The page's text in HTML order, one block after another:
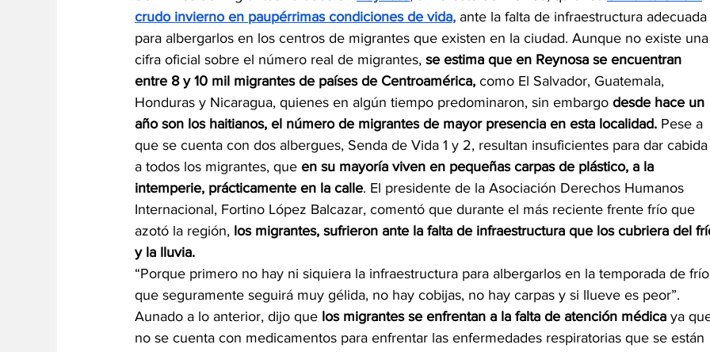
crudo invierno en paupérrimas condiciones de vida, ante la falta de infraestructura adecuada
para albergarlos en los centros de migrantes que existen en la ciudad. Aunque no existe
cifra oficial sobre el número real de migrantes, se estima que en Reynosa se encuentran
entre 8 y 10 mil migrantes de países de Centroamérica, como El Salvador, Guatemala,
Honduras y Nicaragua, quienes en algún tiempo predominaron, sin embargo desde hace un
año son los haitianos, el número de migrantes de mayor presencia en esta localidad. Pese a
que se cuenta con dos albergues, Senda de Vida 1 y 2, resultan insuficientes para dar
a todos los migrantes, que en su mayoría viven en pequeñas carpas de plástico, a la
intemperie, prácticamente en la calle. El presidente de la Asociación Derechos Humanos
Internacional, Fortino López Balcazar, comentó que durante el más reciente frente frío que
azotó la región, los migrantes, sufrieron ante la falta de infraestructura que los cubriera del
y la lluvia.
“Porque primero no hay ni siquiera la infraestructura para albergarlos en la temporada de
que seguramente seguirá muy gélida, no hay cobijas, no hay carpas y si llueve es peor”.
Aunado a lo anterior, dijo que los migrantes se enfrentan a la falta de atención médica ya
no se cuenta con medicamentos para enfrentar las enfermedades respiratorias que se están